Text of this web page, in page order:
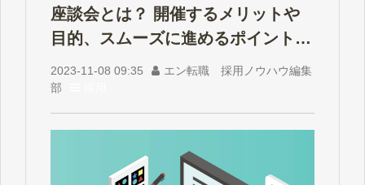
座談会とは？ 開催するメリットや
目的、スムーズに進めるポイントを
解説
2023-11-08 09:35
エン転職 採用ノウハウ編集
部